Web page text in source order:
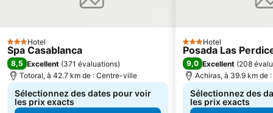
3 Étoiles
Hotel
Spa Casablanca
8,5 Excellent (371 évaluations)
Totoral, à 42.7 km de : Centre-ville
Sélectionnez des dates pour voir
les prix exacts
3 Étoiles
Hotel
Posada Las
9,0 Excellent (208
Achiras, à 39.9 km de
Sélectionnez des
les prix exacts